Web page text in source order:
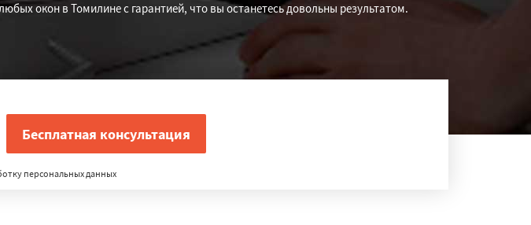
окон в Томилине с гарантией, что вы останетесь довольны результатом.
персональных данных